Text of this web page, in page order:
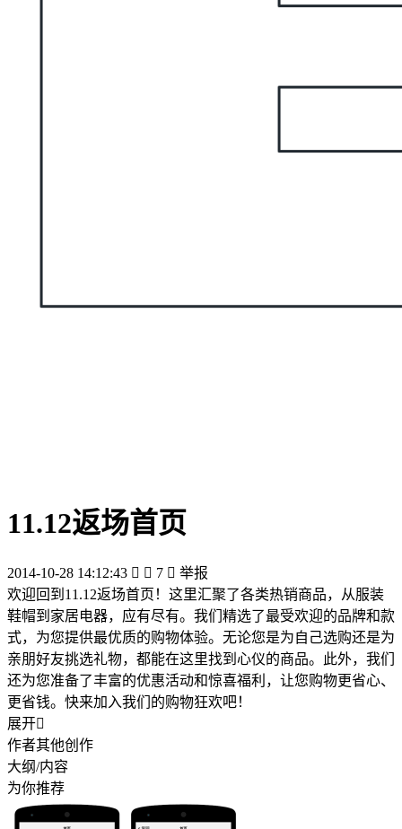
11.12返场首页
2014-10-28 14:12:43   7  举报
欢迎回到11.12返场首页！这里汇聚了各类热销商品，从服装
鞋帽到家居电器，应有尽有。我们精选了最受欢迎的品牌和款
式，为您提供最优质的购物体验。无论您是为自己选购还是为
亲朋好友挑选礼物，都能在这里找到心仪的商品。此外，我们
还为您准备了丰富的优惠活动和惊喜福利，让您购物更省心、
更省钱。快来加入我们的购物狂欢吧！
展开
作者其他创作
大纲/内容
为你推荐